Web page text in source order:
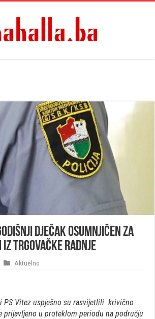
dječak osumnjičen za
iz trgovačke radnje
Aktuelno
PS Vitez uspješno su rasvijetlili krivično
prijavljeno u proteklom periodu na području